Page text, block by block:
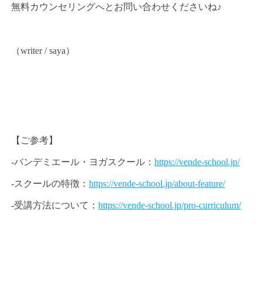
無料カウンセリングへとお問い合わせくださいね♪
（writer / saya）
【ご参考】
-バンデミエール・ヨガスクール： https://vende-school.jp/
-スクールの特徴： https://vende-school.jp/about-feature/
-受講方法について： https://vende-school.jp/pro-curriculum/